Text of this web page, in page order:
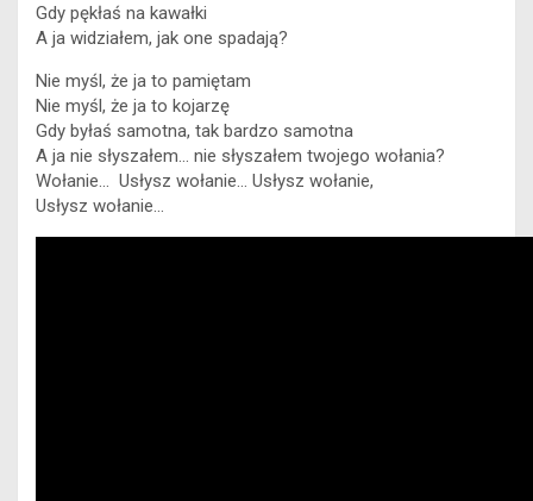
Gdy pękłaś na kawałki
A ja widziałem, jak one spadają?
Nie myśl, że ja to pamiętam
Nie myśl, że ja to kojarzę
Gdy byłaś samotna, tak bardzo samotna
A ja nie słyszałem… nie słyszałem twojego wołania?
Wołanie… Usłysz wołanie… Usłysz wołanie,
Usłysz wołanie…